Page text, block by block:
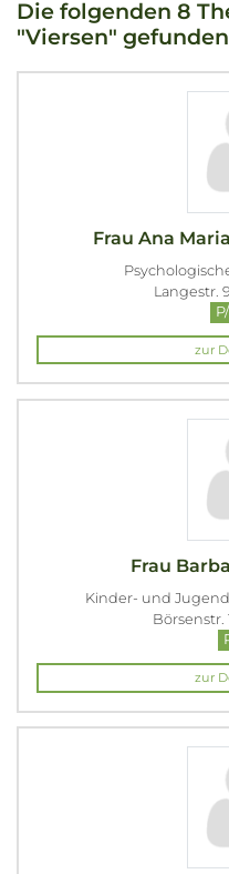
Die folgenden 8
"Viersen"
Frau Ana
Langestr.
zur
Frau
Kinder- und
Börsenstr.
zur